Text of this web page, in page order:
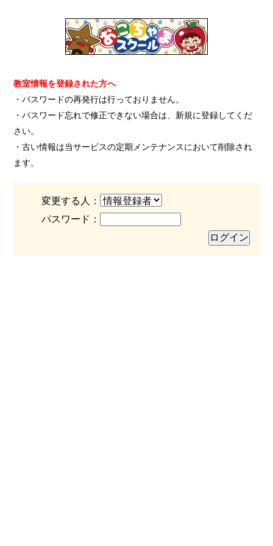
教室情報を登録された方へ
・パスワードの再発行は行っておりません。
・パスワード忘れで修正できない場合は、新規に登録してくだ
さい。
・古い情報は当サービスの定期メンテナンスにおいて削除され
ます。
変更する人：
パスワード：